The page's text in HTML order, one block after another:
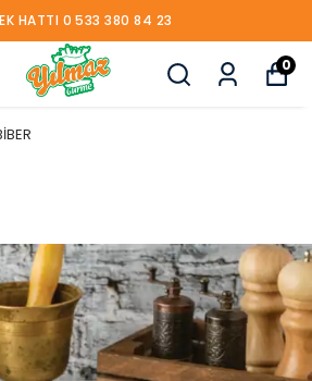
HATTI 0 533 380 84 23
0